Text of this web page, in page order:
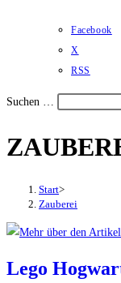
Facebook
X
RSS
Suchen …
den
das
aus-
Start>
Zauberei
Lego